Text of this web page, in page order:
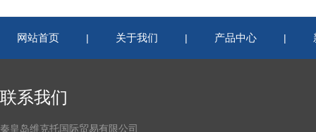
网站首页 | 关于我们 | 产品中心 |
联系我们
秦皇岛维克托国际贸易有限公司